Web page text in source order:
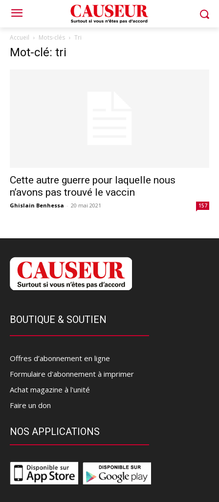
Accueil Mots-clés Tri
Mot-clé: tri
Cette autre guerre pour laquelle nous
n’avons pas trouvé le vaccin
Ghislain Benhessa - 20 mai 2021 157
BOUTIQUE & SOUTIEN
Offres d’abonnement en ligne
Formulaire d'abonnement à imprimer
Achat magazine à l'unité
Faire un don
NOS APPLICATIONS